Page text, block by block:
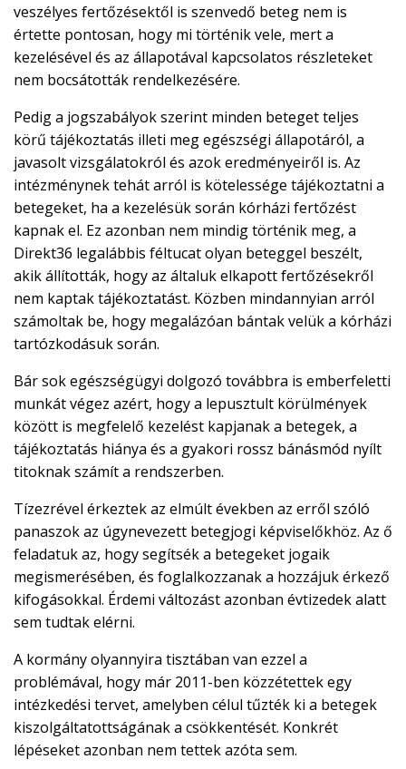
veszélyes fertőzésektől is szenvedő beteg nem is
értette pontosan, hogy mi történik vele, mert a
kezelésével és az állapotával kapcsolatos részleteket
nem bocsátották rendelkezésére.
Pedig a jogszabályok szerint minden beteget teljes
körű tájékoztatás illeti meg egészségi állapotáról, a
javasolt vizsgálatokról és azok eredményeiről is. Az
intézménynek tehát arról is kötelessége tájékoztatni a
betegeket, ha a kezelésük során kórházi fertőzést
kapnak el. Ez azonban nem mindig történik meg, a
Direkt36 legalábbis féltucat olyan beteggel beszélt,
akik állították, hogy az általuk elkapott fertőzésekről
nem kaptak tájékoztatást. Közben mindannyian arról
számoltak be, hogy megalázóan bántak velük a kórházi
tartózkodásuk során.
Bár sok egészségügyi dolgozó továbbra is emberfeletti
munkát végez azért, hogy a lepusztult körülmények
között is megfelelő kezelést kapjanak a betegek, a
tájékoztatás hiánya és a gyakori rossz bánásmód nyílt
titoknak számít a rendszerben.
Tízezrével érkeztek az elmúlt években az erről szóló
panaszok az úgynevezett betegjogi képviselőkhöz. Az ő
feladatuk az, hogy segítsék a betegeket jogaik
megismerésében, és foglalkozzanak a hozzájuk érkező
kifogásokkal. Érdemi változást azonban évtizedek alatt
sem tudtak elérni.
A kormány olyannyira tisztában van ezzel a
problémával, hogy már 2011-ben közzétettek egy
intézkedési tervet, amelyben célul tűzték ki a betegek
kiszolgáltatottságának a csökkentését. Konkrét
lépéseket azonban nem tettek azóta sem.